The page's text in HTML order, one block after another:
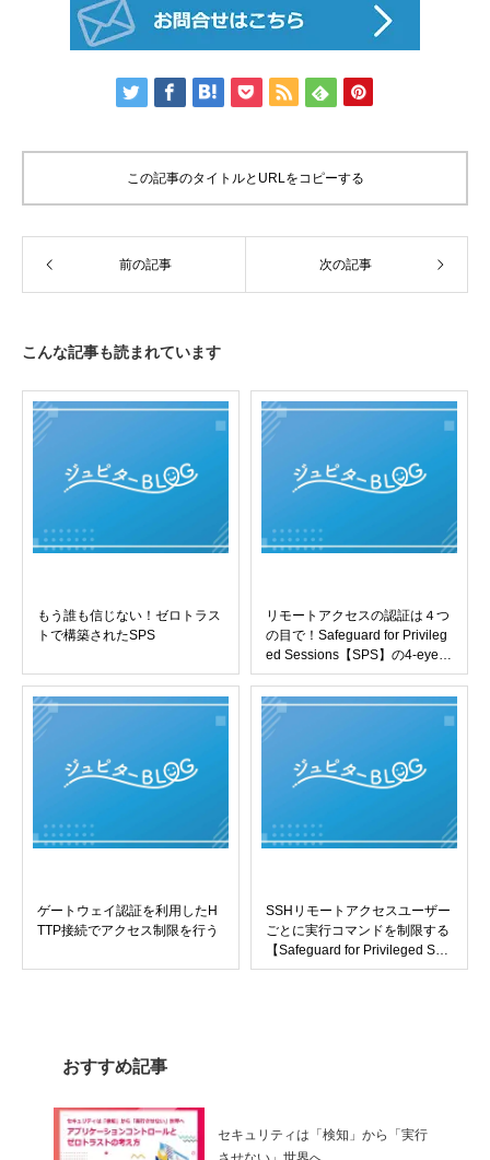
この記事のタイトルとURLをコピーする
前の記事 次の記事
こんな記事も読まれています
もう誰も信じない！ゼロトラス
トで構築されたSPS
リモートアクセスの認証は４つ
の目で！Safeguard for Privileg
ed Sessions【SPS】の4-eyes
認証（承認）
ゲートウェイ認証を利用したH
TTP接続でアクセス制限を行う
SSHリモートアクセスユーザー
ごとに実行コマンドを制限する
【Safeguard for Privileged Ses
sions（SPS）】
おすすめ記事
セキュリティは「検知」から「実行